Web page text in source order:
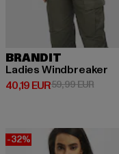
BRANDIT
Ladies Windbreaker
40,19 EUR
Derzeitiger Preis: 40,19
59,99 EUR
-32%